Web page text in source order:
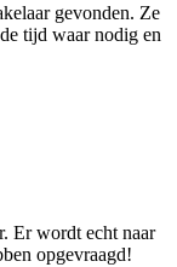
gevonden. Ze
tijd waar nodig en
Er wordt echt naar
opgevraagd!